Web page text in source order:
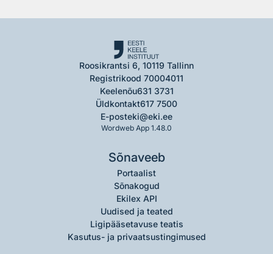
Roosikrantsi 6, 10119 Tallinn
Registrikood 70004011
Keelenõu631 3731
Üldkontakt617 7500
E-posteki@eki.ee
Wordweb App 1.48.0
Sõnaveeb
Portaalist
Sõnakogud
Ekilex API
Uudised ja teated
Ligipääsetavuse teatis
Kasutus- ja privaatsustingimused